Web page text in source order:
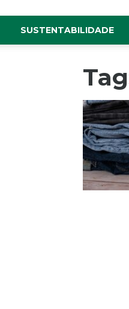
SUSTENTABILIDADE